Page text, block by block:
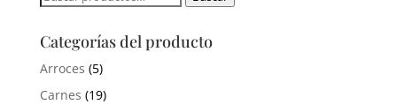
Categorías del producto
Arroces (5)
Carnes (19)